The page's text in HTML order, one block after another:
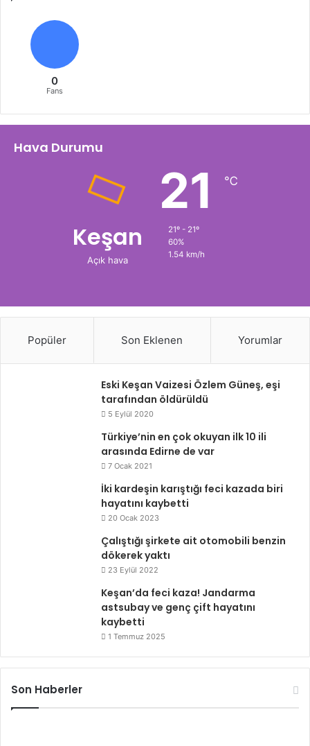
0
Fans
Hava Durumu
Keşan
Açık hava
21 ℃
21º - 21º
60%
1.54 km/h
Popüler Son Eklenen Yorumlar
Eski Keşan Vaizesi Özlem Güneş, eşi
tarafından öldürüldü
5 Eylül 2020
Türkiye’nin en çok okuyan ilk 10 ili
arasında Edirne de var
7 Ocak 2021
İki kardeşin karıştığı feci kazada biri
hayatını kaybetti
20 Ocak 2023
Çalıştığı şirkete ait otomobili benzin
dökerek yaktı
23 Eylül 2022
Keşan’da feci kaza! Jandarma
astsubay ve genç çift hayatını
kaybetti
1 Temmuz 2025
Son Haberler